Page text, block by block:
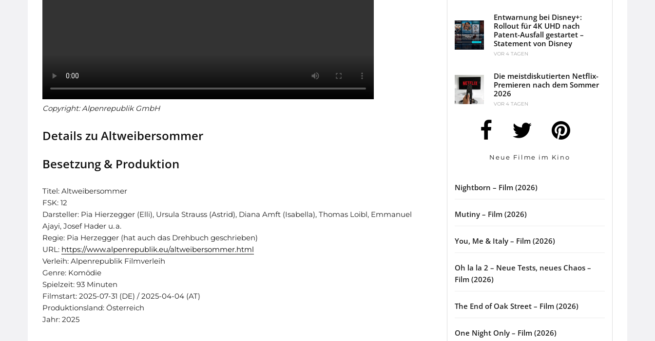
Copyright: Alpenrepublik GmbH
Details zu Altweibersommer
Besetzung & Produktion
Titel: Altweibersommer
FSK: 12
Darsteller: Pia Hierzegger (Elli), Ursula Strauss (Astrid), Diana Amft (Isabella), Thomas Loibl, Emmanuel
Ajayi, Josef Hader u. a.
Regie: Pia Herzegger (hat auch das Drehbuch geschrieben)
URL: https://www.alpenrepublik.eu/altweibersommer.html
Verleih: Alpenrepublik Filmverleih
Genre: Komödie
Spielzeit: 93 Minuten
Filmstart: 2025-07-31 (DE) / 2025-04-04 (AT)
Produktionsland: Österreich
Jahr: 2025
Entwarnung bei Disney+:
Rollout für 4K UHD nach
Patent-Ausfall gestartet –
Statement von Disney
VOR 4 TAGEN
Die meistdiskutierten Netflix-
Premieren nach dem Sommer
2026
VOR 4 TAGEN
Neue Filme im Kino
Nightborn – Film (2026)
Mutiny – Film (2026)
You, Me & Italy – Film (2026)
Oh la la 2 – Neue Tests, neues Chaos –
Film (2026)
The End of Oak Street – Film (2026)
One Night Only – Film (2026)